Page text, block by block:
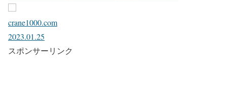
crane1000.com
2023.01.25
スポンサーリンク